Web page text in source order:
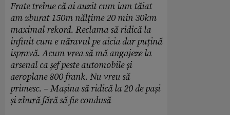
Frate trebue că ai auzit cum iam tăiat
am zburat 150m nălțime 20 min 30km
maximal rekord. Reclama să ridică la
infinit cum e năravul pe aicia dar puțină
ispravă. Acum vrea să mă angajeze la
arsenal ca șef peste automobile și
aeroplane 800 frank. Nu vreu să
primesc. – Mașina să ridică la 20 de pași
și zbură fără să fie condusă